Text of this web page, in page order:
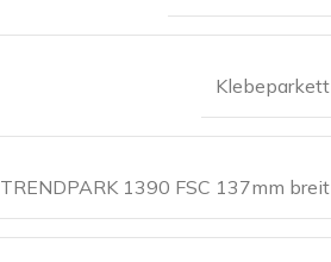
Klebeparkett
TRENDPARK 1390 FSC 137mm breit